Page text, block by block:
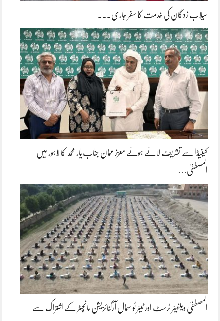
سیلاب زدگان کی خدمت کا سفر جاری ۔۔۔
کینیڈا سے تشریف لائے ہوئے معزز مہمان جناب یار محمد کا لاہور میں
المصطفیٰ…
المصطفیٰ ویلفیئر ٹرسٹ اور ٹیئر ٹو سمال آرگنائزیشن مانچسٹر کے اشتراک سے